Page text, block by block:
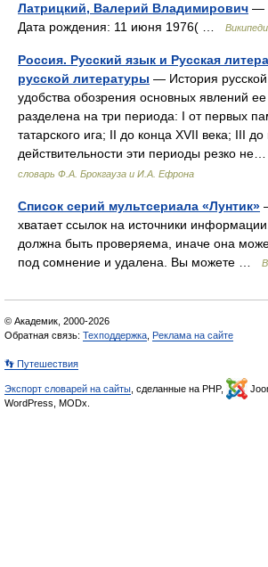
Латрицкий, Валерий Владимирович —
Дата рождения: 11 июня 1976( …
Россия. Русский язык и Русская
русской литературы — История
удобства обозрения основных явлений
разделена на три периода: I от первых
татарского ига; II до конца XVII века; III
действительности эти периоды резко
словарь Ф.А. Брокгауза и И.А. Ефрона
Список серий мультсериала «Лунтик»
хватает ссылок на источники
должна быть проверяема, иначе она
под сомнение и удалена. Вы можете …
© Академик, 2000-2026
Обратная связь: Техподдержка Реклама на сайте
👣 Путешествия
Экспорт словарей на сайты , сделанные на PHP,
WordPress, MODx.